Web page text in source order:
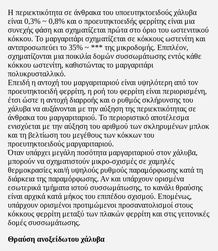
Η περιεκτικότητα σε άνθρακα του υποευτηκτοειδούς χάλυβα
είναι 0,3% ~ 0,8% και ο προευτηκτοειδής φερρίτης είναι μια
συνεχής φάση και σχηματίζεται πρώτα στο όριο του ωστενιτικού
κόκκου. Το μαργαριτάρι σχηματίζεται σε κόκκους ωστενίτη και
αντιπροσωπεύει το 35% ~ *** της μικροδομής. Επιπλέον,
σχηματίζονται μια ποικιλία δομών συσσωμάτωσης εντός κάθε
κόκκου ωστενίτη, καθιστώντας το μαργαριτάρι
πολυκρυσταλλικό.
Επειδή η αντοχή του μαργαριταριού είναι υψηλότερη από τον
προευτηκτοειδή φερρίτη, η ροή του φερρίτη είναι περιορισμένη,
έτσι ώστε η αντοχή διαρροής και ο ρυθμός σκλήρυνσης του
χάλυβα να αυξάνονται με την αύξηση της περιεκτικότητας σε
άνθρακα του μαργαριταριού. Το περιοριστικό αποτέλεσμα
ενισχύεται με την αύξηση του αριθμού των σκληρυμένων μπλοκ
και τη βελτίωση του μεγέθους των κόκκων του
προευτηκτοειδούς μαργαριταριού.
Όταν υπάρχει μεγάλη ποσότητα μαργαριταριού στον χάλυβα,
μπορούν να σχηματιστούν μικρο-σχισμές σε χαμηλές
θερμοκρασίες και/ή υψηλούς ρυθμούς παραμόρφωσης κατά τη
διάρκεια της παραμόρφωσης. Αν και υπάρχουν ορισμένα
εσωτερικά τμήματα ιστού συσσωμάτωσης, το κανάλι θραύσης
είναι αρχικά κατά μήκος του επιπέδου σχισμού. Επομένως,
υπάρχουν ορισμένοι προτιμώμενοι προσανατολισμοί στους
κόκκους φερρίτη μεταξύ των πλακών φερρίτη και στις γειτονικές
δομές συσσωμάτωσης.
Θραύση ανοξείδωτου χάλυβα